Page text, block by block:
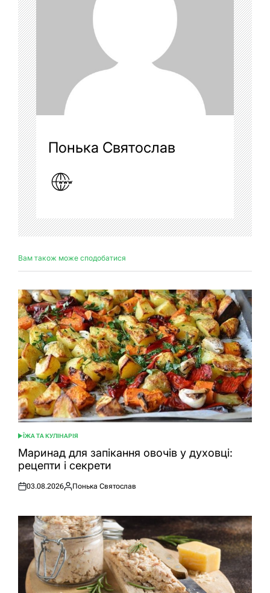
Понька Святослав
Вам також може сподобатися
ОПУБЛІКУВАТИ
У
ЇЖА ТА КУЛІНАРІЯ
Маринад для запікання овочів у духовці:
рецепти і секрети
Оприлюднено
03.08.2026
Опубліковано
Понька Святослав